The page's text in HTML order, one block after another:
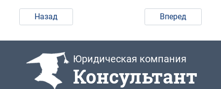
Назад Вперед
Юридическая компания
Консультант